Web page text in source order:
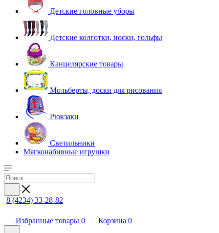
Детские головные уборы
Детские колготки, носки, гольфы
Канцелярские товары
Мольберты, доски для рисования
Рюкзаки
Светильники
Мягконабивные игрушки
8 (4234) 33-28-82
Избранные товары 0 Корзина 0